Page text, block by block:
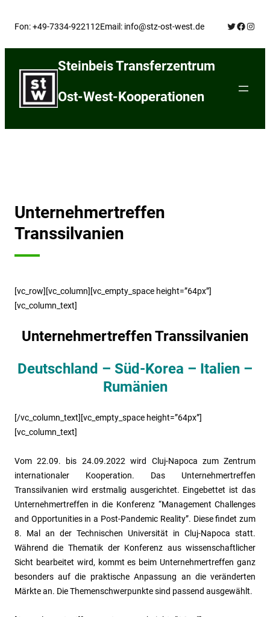
Fon: +49-7334-922112Email: info@stz-ost-west.de Twitter
Steinbeis Transferzentrum
Ost-West-Kooperationen
Unternehmertreffen
Transsilvanien
[vc_row][vc_column][vc_empty_space height=”64px”]
[vc_column_text]
Unternehmertreffen Transsilvanien
Deutschland – Süd-Korea – Italien –
Rumänien
[/vc_column_text][vc_empty_space height=”64px”]
[vc_column_text]
Vom 22.09. bis 24.09.2022 wird Cluj-Napoca zum Zentrum
internationaler Kooperation. Das Unternehmertreffen
Transsilvanien wird erstmalig ausgerichtet. Eingebettet ist das
Unternehmertreffen in die Konferenz “Management Challenges
and Opportunities in a Post-Pandemic Reality”. Diese findet zum
8. Mal an der Technischen Universität in Cluj-Napoca statt.
Während die Thematik der Konferenz aus wissenschaftlicher
Sicht bearbeitet wird, kommt es beim Unternehmertreffen ganz
besonders auf die praktische Anpassung an die veränderten
Märkte an. Die Themenschwerpunkte sind passend ausgewählt.